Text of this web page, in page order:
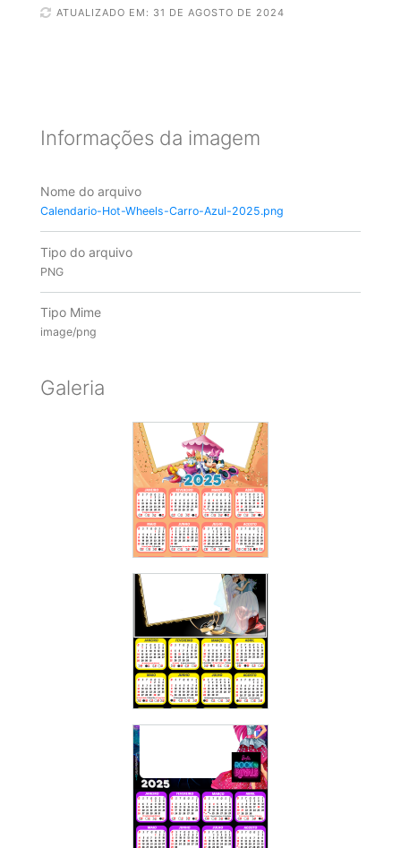
ATUALIZADO EM: 31 DE AGOSTO DE 2024
Informações da imagem
Nome do arquivo
Calendario-Hot-Wheels-Carro-Azul-2025.png
Tipo do arquivo
PNG
Tipo Mime
image/png
Galeria